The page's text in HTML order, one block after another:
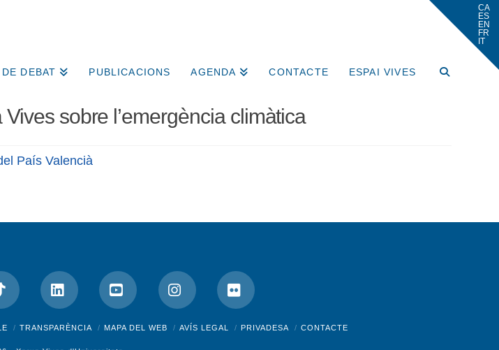
DEBAT PUBLICACIONS AGENDA CONTACTE ESPAI VIVES
sobre l’emergència climàtica
País Valencià
Tiktok LinkedInYouTube InstagramFlickr
TRANSPARÈNCIA MAPA DEL WEB AVÍS LEGAL PRIVADESA CONTACTE